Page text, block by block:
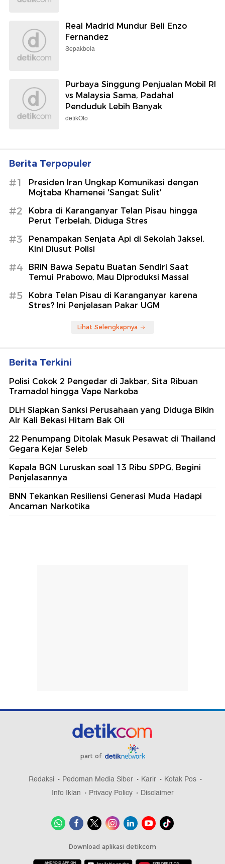
Real Madrid Mundur Beli Enzo
Fernandez
Sepakbola
Purbaya Singgung Penjualan Mobil RI
vs Malaysia Sama, Padahal
Penduduk Lebih Banyak
detikOto
Berita Terpopuler
#1
Presiden Iran Ungkap Komunikasi dengan
Mojtaba Khamenei 'Sangat Sulit'
#2
Kobra di Karanganyar Telan Pisau hingga
Perut Terbelah, Diduga Stres
#3
Penampakan Senjata Api di Sekolah Jaksel,
Kini Diusut Polisi
#4
BRIN Bawa Sepatu Buatan Sendiri Saat
Temui Prabowo, Mau Diproduksi Massal
#5
Kobra Telan Pisau di Karanganyar karena
Stres? Ini Penjelasan Pakar UGM
Lihat Selengkapnya
Berita Terkini
Polisi Cokok 2 Pengedar di Jakbar, Sita Ribuan
Tramadol hingga Vape Narkoba
DLH Siapkan Sanksi Perusahaan yang Diduga Bikin
Air Kali Bekasi Hitam Bak Oli
22 Penumpang Ditolak Masuk Pesawat di Thailand
Gegara Kejar Seleb
Kepala BGN Luruskan soal 13 Ribu SPPG, Begini
Penjelasannya
BNN Tekankan Resiliensi Generasi Muda Hadapi
Ancaman Narkotika
part of
Redaksi Pedoman Media Siber Karir
Kotak Pos
Info Iklan
Privacy Policy Disclaimer
Download aplikasi detikcom